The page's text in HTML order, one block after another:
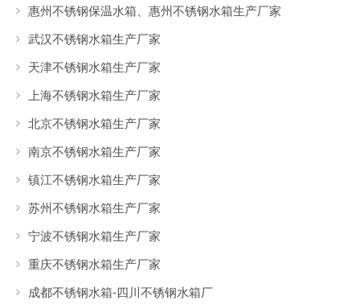
惠州不锈钢保温水箱、惠州不锈钢水箱生产厂家
武汉不锈钢水箱生产厂家
天津不锈钢水箱生产厂家
上海不锈钢水箱生产厂家
北京不锈钢水箱生产厂家
南京不锈钢水箱生产厂家
镇江不锈钢水箱生产厂家
苏州不锈钢水箱生产厂家
宁波不锈钢水箱生产厂家
重庆不锈钢水箱生产厂家
成都不锈钢水箱-四川不锈钢水箱厂